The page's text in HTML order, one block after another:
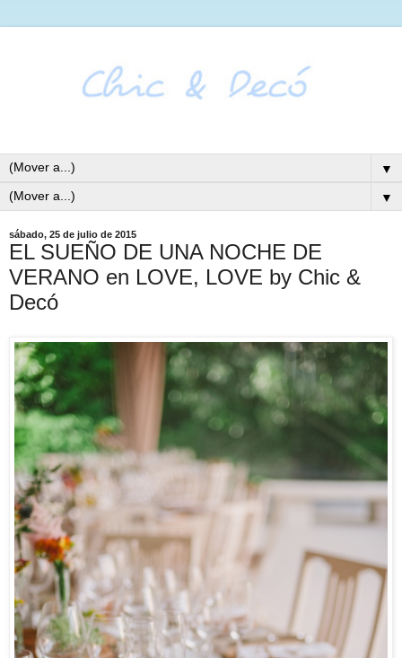
▼
▼
sábado, 25 de julio de 2015
EL SUEÑO DE UNA NOCHE DE
VERANO en LOVE, LOVE by Chic &
Decó